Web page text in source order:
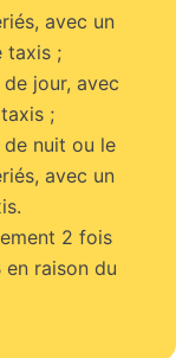
avec un
taxis ;
jour, avec
;
nuit ou le
avec un
2 fois
raison du